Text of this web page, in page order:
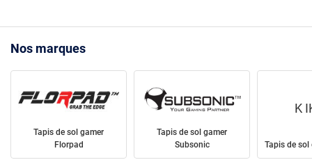
Nos marques
Tapis de sol gamer
Florpad
Tapis de sol gamer
Subsonic
K
Tapis de sol